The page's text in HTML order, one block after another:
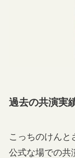
過去の共演実
こっちのけんと
公式な場での共